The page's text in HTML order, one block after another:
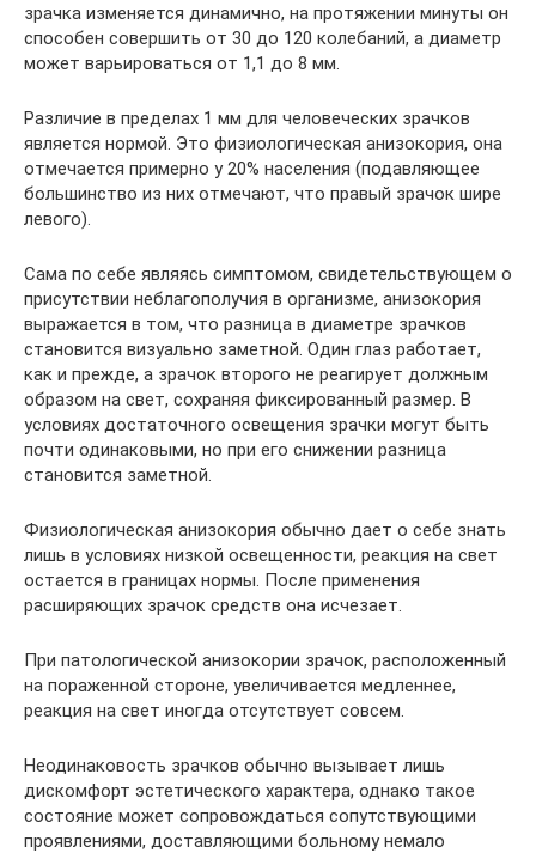
зрачка изменяется динамично, на протяжении минуты он
способен совершить от 30 до 120 колебаний, а диаметр
может варьироваться от 1,1 до 8 мм.
Различие в пределах 1 мм для человеческих зрачков
является нормой. Это физиологическая анизокория, она
отмечается примерно у 20% населения (подавляющее
большинство из них отмечают, что правый зрачок шире
левого).
Сама по себе являясь симптомом, свидетельствующем о
присутствии неблагополучия в организме, анизокория
выражается в том, что разница в диаметре зрачков
становится визуально заметной. Один глаз работает,
как и прежде, а зрачок второго не реагирует должным
образом на свет, сохраняя фиксированный размер. В
условиях достаточного освещения зрачки могут быть
почти одинаковыми, но при его снижении разница
становится заметной.
Физиологическая анизокория обычно дает о себе знать
лишь в условиях низкой освещенности, реакция на свет
остается в границах нормы. После применения
расширяющих зрачок средств она исчезает.
При патологической анизокории зрачок, расположенный
на пораженной стороне, увеличивается медленнее,
реакция на свет иногда отсутствует совсем.
Неодинаковость зрачков обычно вызывает лишь
дискомфорт эстетического характера, однако такое
состояние может сопровождаться сопутствующими
проявлениями, доставляющими больному немало